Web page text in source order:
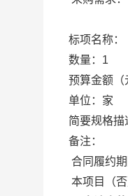
标项名称：
数量： 1
预算金额（
单位： 家
简要规格描
备注：
合同履约期
本项目（否